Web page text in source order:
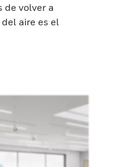
de volver a
aire es el